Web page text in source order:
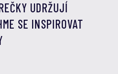
UDRŽUJÍ
SE INSPIROVAT